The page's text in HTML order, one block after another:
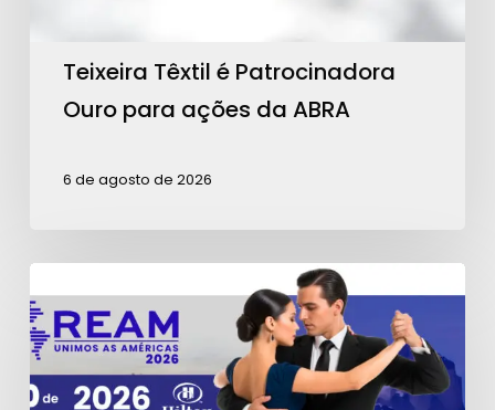
Teixeira Têxtil é Patrocinadora
Ouro para ações da ABRA
6 de agosto de 2026
regressiva
para
a